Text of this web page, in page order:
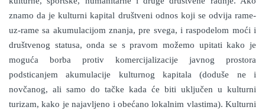
znamo da je kulturni kapital društveni odnos koji se odvija rame-
uz-rame sa akumulacijom znanja, pre svega, i raspodelom moći i
društvenog statusa, onda se s pravom možemo upitati kako je
moguća borba protiv komercijalizacije javnog prostora
podsticanjem akumulacije kulturnog kapitala (doduše ne i
novčanog, ali samo do tačke kada će biti uključen u kulturni
turizam, kako je najavljeno i obećano lokalnim vlastima). Kulturni